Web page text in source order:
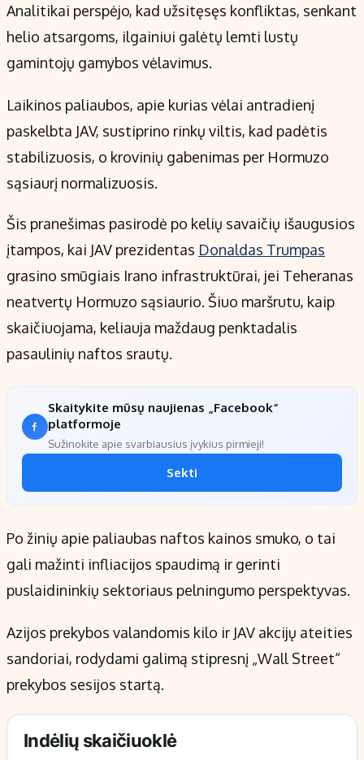
Analitikai perspėjo, kad užsitęsęs konfliktas, senkant
helio atsargoms, ilgainiui galėtų lemti lustų
gamintojų gamybos vėlavimus.
Laikinos paliaubos, apie kurias vėlai antradienį
paskelbta JAV, sustiprino rinkų viltis, kad padėtis
stabilizuosis, o krovinių gabenimas per Hormuzo
sąsiaurį normalizuosis.
Šis pranešimas pasirodė po kelių savaičių išaugusios
įtampos, kai JAV prezidentas Donaldas Trumpas
grasino smūgiais Irano infrastruktūrai, jei Teheranas
neatvertų Hormuzo sąsiaurio. Šiuo maršrutu, kaip
skaičiuojama, keliauja maždaug penktadalis
pasaulinių naftos srautų.
Skaitykite mūsų naujienas „Facebook“
platformoje
Sužinokite apie svarbiausius įvykius pirmieji!
Sekti
Po žinių apie paliaubas naftos kainos smuko, o tai
gali mažinti infliacijos spaudimą ir gerinti
puslaidininkių sektoriaus pelningumo perspektyvas.
Azijos prekybos valandomis kilo ir JAV akcijų ateities
sandoriai, rodydami galimą stipresnį „Wall Street“
prekybos sesijos startą.